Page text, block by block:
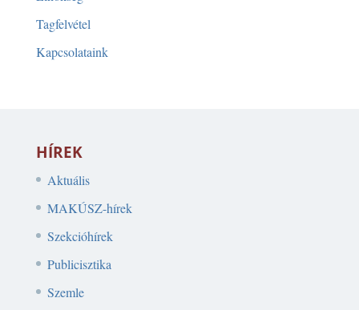
Tagfelvétel
Kapcsolataink
HÍREK
Aktuális
MAKÚSZ-hírek
Szekcióhírek
Publicisztika
Szemle